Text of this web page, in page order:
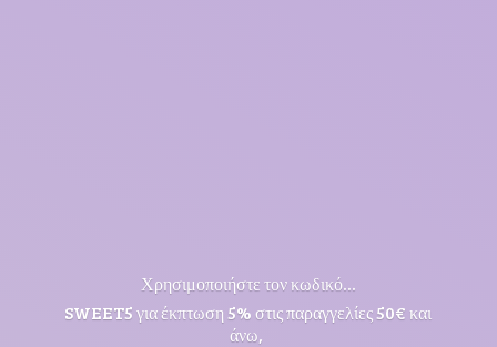
Χρησιμοποιήστε τον κωδικό...
SWEET5 για έκπτωση 5% στις παραγγελίες 50€ και
άνω,